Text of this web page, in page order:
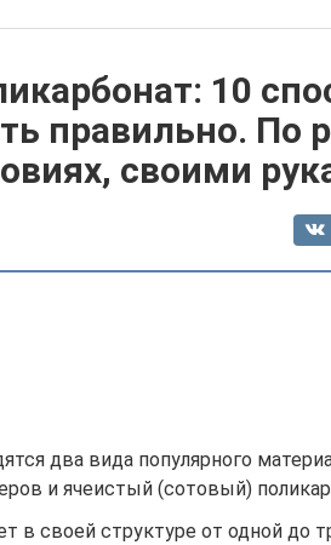
10
правильно. По
своими
два вида популярного
и ячеистый (сотовый)
в своей структуре от одной до